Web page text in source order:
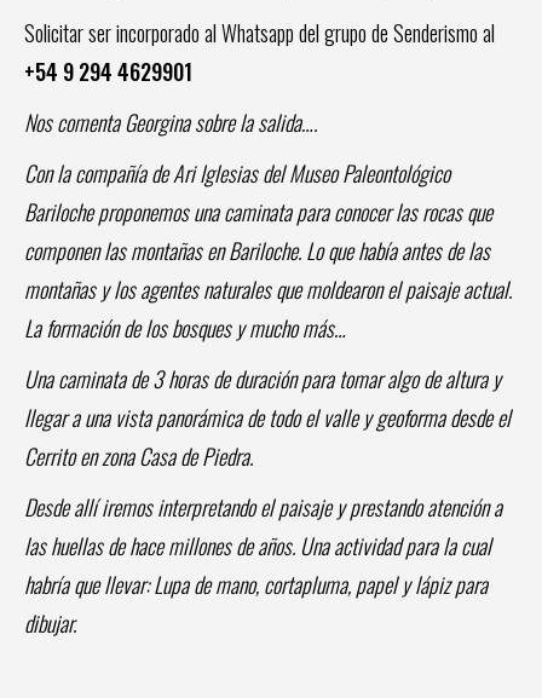
Solicitar ser incorporado al Whatsapp del grupo de Senderismo al
+54 9 294 4629901
Nos comenta Georgina sobre la salida….
Con la compañía de Ari Iglesias del Museo Paleontológico
Bariloche proponemos una caminata para conocer las rocas que
componen las montañas en Bariloche. Lo que había antes de las
montañas y los agentes naturales que moldearon el paisaje actual.
La formación de los bosques y mucho más…
Una caminata de 3 horas de duración para tomar algo de altura y
llegar a una vista panorámica de todo el valle y geoforma desde el
Cerrito en zona Casa de Piedra.
Desde allí iremos interpretando el paisaje y prestando atención a
las huellas de hace millones de años. Una actividad para la cual
habría que llevar: Lupa de mano, cortapluma, papel y lápiz para
dibujar.